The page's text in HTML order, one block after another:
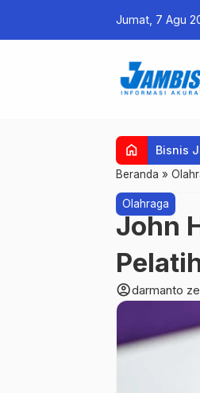
Jumat, 7 Agu
home Bisnis
Beranda »
Olahraga
John
account_circledarmanto